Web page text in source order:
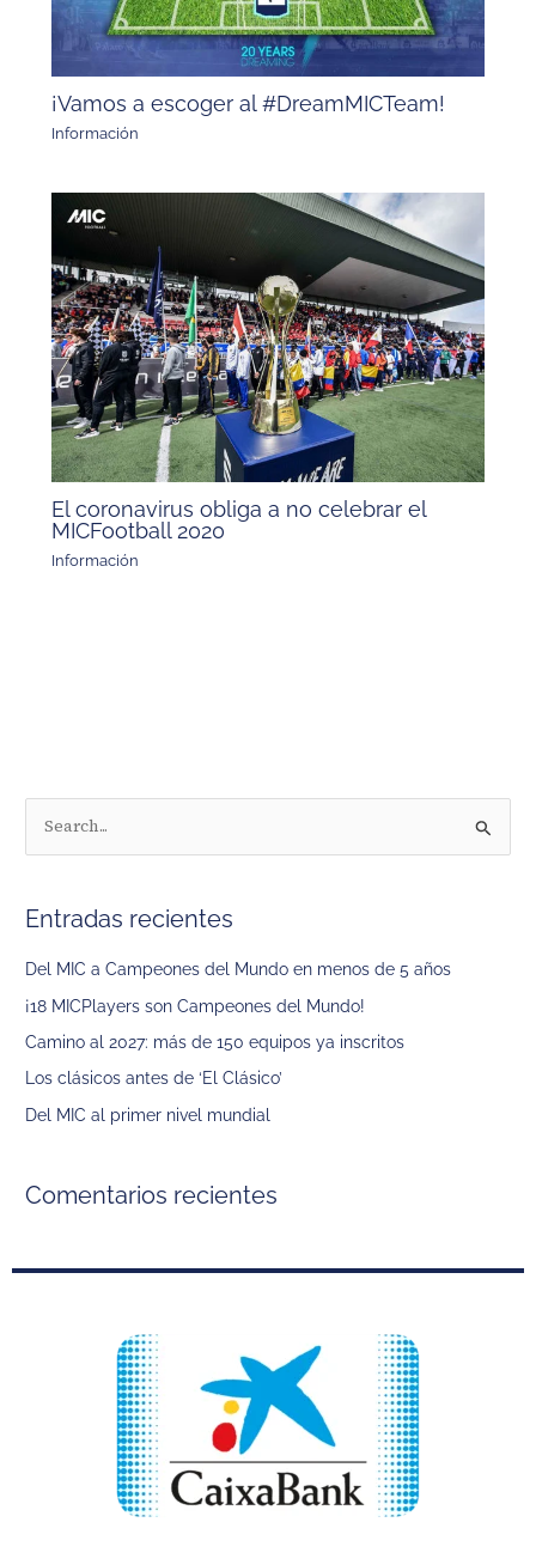
¡Vamos a escoger al #DreamMICTeam!
Información
El coronavirus obliga a no celebrar el
MICFootball 2020
Información
c
a
r
:
Entradas recientes
Del MIC a Campeones del Mundo en menos de 5 años
¡18 MICPlayers son Campeones del Mundo!
Camino al 2027: más de 150 equipos ya inscritos
Los clásicos antes de ‘El Clásico’
Del MIC al primer nivel mundial
Comentarios recientes